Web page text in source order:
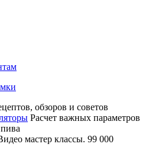
обзоров и советов
Расчет важных параметров
мастер классы. 99 000